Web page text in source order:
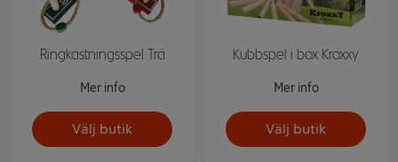
Ringkastningsspel Trä
Mer info
Välj butik
Kubbspel i box Kroxxy
Mer info
Välj butik